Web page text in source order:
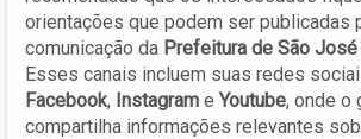
orientações que podem ser publicadas
comunicação da Prefeitura de São
Esses canais incluem suas redes
Facebook, Instagram eYoutube, onde o
compartilha informações relevantes